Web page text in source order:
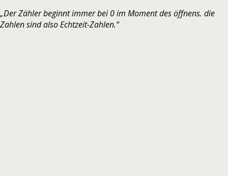
„Der Zähler beginnt immer bei 0 im Moment des öffnens. die
Zahlen sind also Echtzeit-Zahlen.“